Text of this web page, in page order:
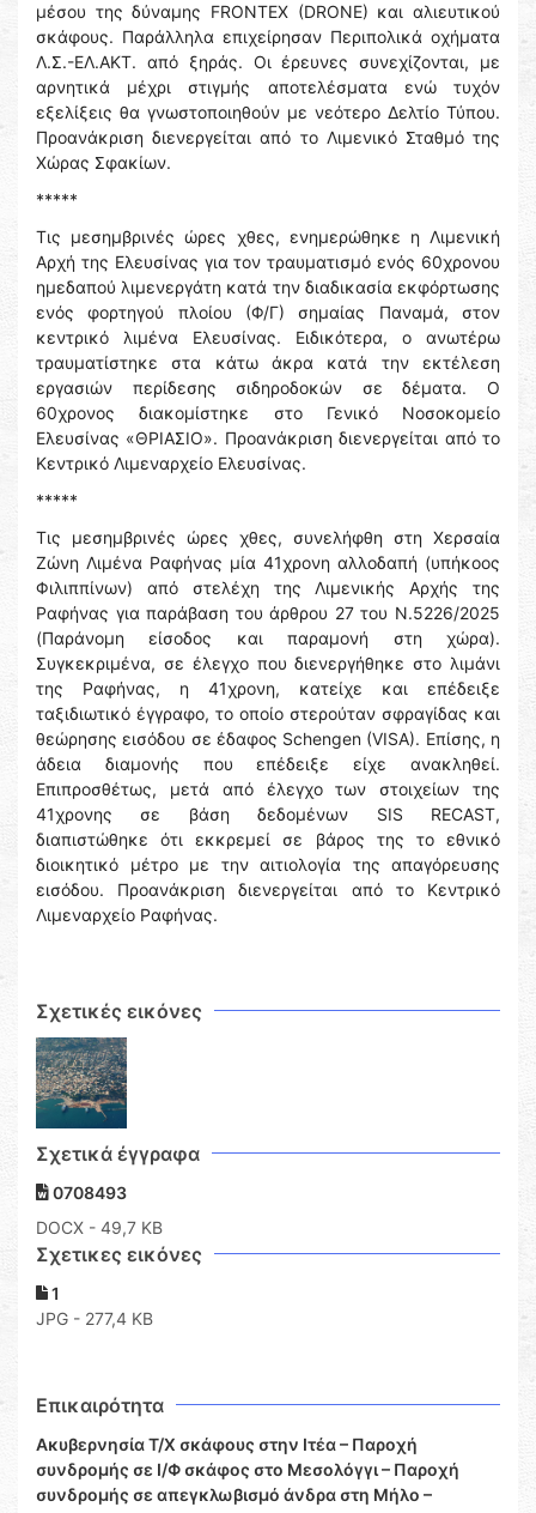
μέσου της δύναμης FRONTEX (DRONE) και αλιευτικού
σκάφους. Παράλληλα επιχείρησαν Περιπολικά οχήματα
Λ.Σ.-ΕΛ.ΑΚΤ. από ξηράς. Οι έρευνες συνεχίζονται, με
αρνητικά μέχρι στιγμής αποτελέσματα ενώ τυχόν
εξελίξεις θα γνωστοποιηθούν με νεότερο Δελτίο Τύπου.
Προανάκριση διενεργείται από το Λιμενικό Σταθμό της
Χώρας Σφακίων.
*****
Τις μεσημβρινές ώρες χθες, ενημερώθηκε η Λιμενική
Αρχή της Ελευσίνας για τον τραυματισμό ενός 60χρονου
ημεδαπού λιμενεργάτη κατά την διαδικασία εκφόρτωσης
ενός φορτηγού πλοίου (Φ/Γ) σημαίας Παναμά, στον
κεντρικό λιμένα Ελευσίνας. Ειδικότερα, ο ανωτέρω
τραυματίστηκε στα κάτω άκρα κατά την εκτέλεση
εργασιών περίδεσης σιδηροδοκών σε δέματα. Ο
60χρονος διακομίστηκε στο Γενικό Νοσοκομείο
Ελευσίνας «ΘΡΙΑΣΙΟ». Προανάκριση διενεργείται από το
Κεντρικό Λιμεναρχείο Ελευσίνας.
*****
Τις μεσημβρινές ώρες χθες, συνελήφθη στη Χερσαία
Ζώνη Λιμένα Ραφήνας μία 41χρονη αλλοδαπή (υπήκοος
Φιλιππίνων) από στελέχη της Λιμενικής Αρχής της
Ραφήνας για παράβαση του άρθρου 27 του Ν.5226/2025
(Παράνομη είσοδος και παραμονή στη χώρα).
Συγκεκριμένα, σε έλεγχο που διενεργήθηκε στο λιμάνι
της Ραφήνας, η 41χρονη, κατείχε και επέδειξε
ταξιδιωτικό έγγραφο, το οποίο στερούταν σφραγίδας και
θεώρησης εισόδου σε έδαφος Schengen (VISA). Επίσης, η
άδεια διαμονής που επέδειξε είχε ανακληθεί.
Επιπροσθέτως, μετά από έλεγχο των στοιχείων της
41χρονης σε βάση δεδομένων SIS RECAST,
διαπιστώθηκε ότι εκκρεμεί σε βάρος της το εθνικό
διοικητικό μέτρο με την αιτιολογία της απαγόρευσης
εισόδου. Προανάκριση διενεργείται από το Κεντρικό
Λιμεναρχείο Ραφήνας.
Σχετικές εικόνες
Σχετικά έγγραφα
0708493
DOCX - 49,7 KB
Σχετικες εικόνες
1
JPG - 277,4 KB
Επικαιρότητα
Ακυβερνησία Τ/Χ σκάφους στην Ιτέα – Παροχή
συνδρομής σε Ι/Φ σκάφος στο Μεσολόγγι – Παροχή
συνδρομής σε απεγκλωβισμό άνδρα στη Μήλο –